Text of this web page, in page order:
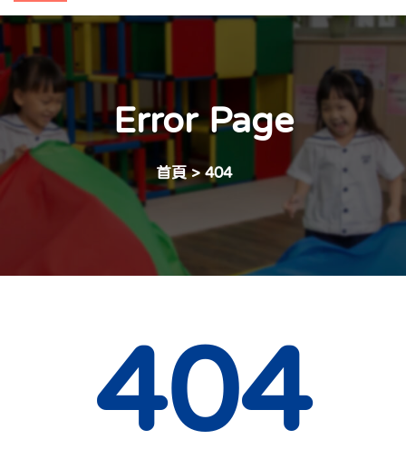
Error Page
首頁> 404
404